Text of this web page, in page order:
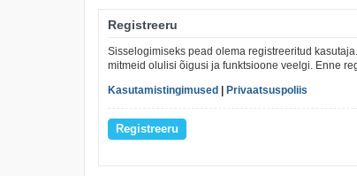
Registreeru
Sisselogimiseks pead olema registreeritud
mitmeid olulisi õigusi ja funktsioone veelgi. Enne
Kasutamistingimused
Privaatsuspoliis
Registreeru